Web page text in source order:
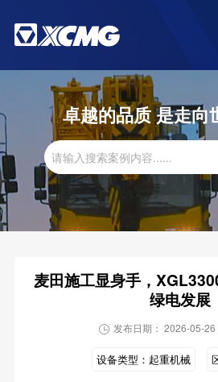
卓越的品质 是走向
麦田施工显身手，
绿电发展
 发布日期： 2026-05-26
设备类型： 起重机械